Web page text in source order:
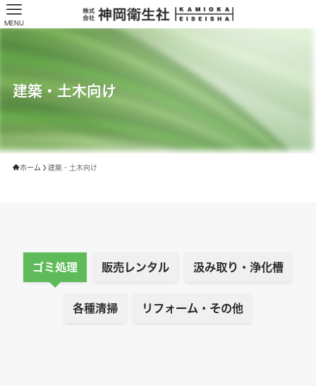
MENU
建築・土木向け
ホーム 建築・土木向け
ゴミ処理 販売レンタル 汲み取り・浄化槽
各種清掃 リフォーム・その他